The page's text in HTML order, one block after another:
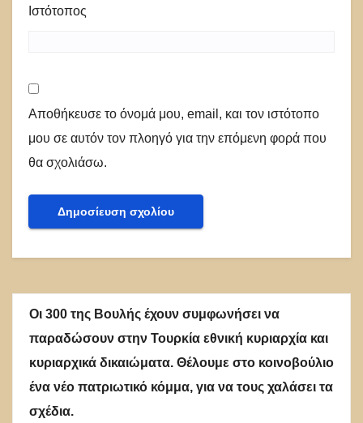
Ιστότοπος
Αποθήκευσε το όνομά μου, email, και τον ιστότοπο
μου σε αυτόν τον πλοηγό για την επόμενη φορά που
θα σχολιάσω.
Οι 300 της Βουλής έχουν συμφωνήσει να
παραδώσουν στην Τουρκία εθνική κυριαρχία και
κυριαρχικά δικαιώματα. Θέλουμε στο κοινοβούλιο
ένα νέο πατριωτικό κόμμα, για να τους χαλάσει τα
σχέδια.